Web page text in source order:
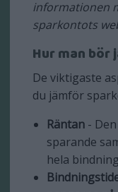
informationen
sparkontots
Hur man
De viktigaste
du jämför
Räntan -
sparande
hela